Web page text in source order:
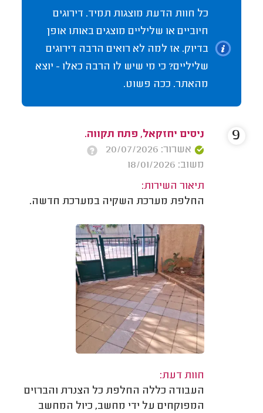
כל חוות הדעת מוצגות תמיד. דירוגים
חיוביים או שליליים מוצגים באותו אופן
בדיוק. אז למה לא רואים הרבה דירוגים
שליליים? כי מי שיש לו הרבה כאלו - יוצא
מהאתר. ככה פשוט.
ניסים יחזקאל, פתח תקווה.
אשרור: 20/07/2026
משוב: 18/01/2026
תיאור השירות:
החלפת מערכת השקיה במערכת חדשה.
חוות דעת:
העבודה כללה החלפת כל הצנרת והברזים
המפוקחים על ידי מחשב, כיול המחשב
9